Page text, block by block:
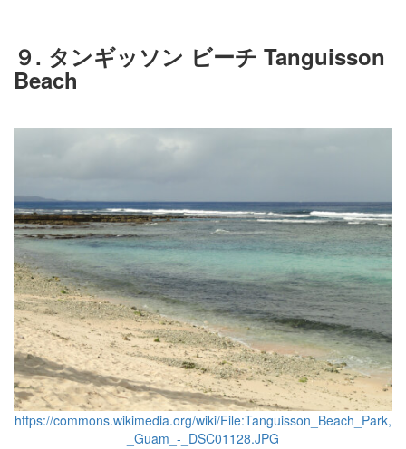
９. タンギッソン ビーチ Tanguisson
Beach
https://commons.wikimedia.org/wiki/File:Tanguisson_Beach_Park,
_Guam_-_DSC01128.JPG